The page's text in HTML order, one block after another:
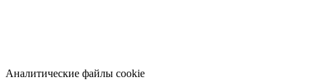
Аналитические файлы cookie